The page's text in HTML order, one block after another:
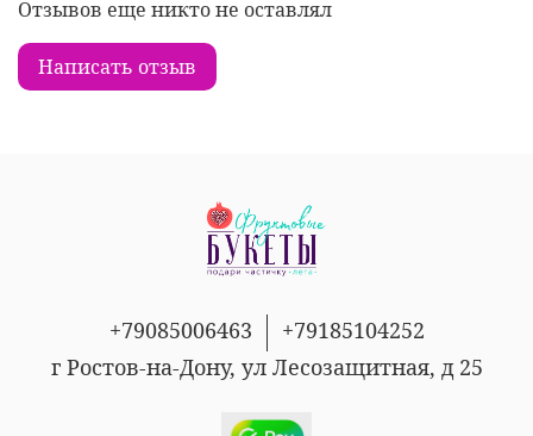
Отзывов еще никто не оставлял
Написать отзыв
+79085006463
+79185104252
г Ростов-на-Дону, ул Лесозащитная, д 25